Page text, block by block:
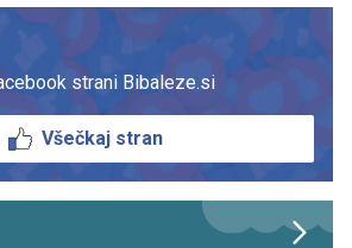
strani Bibaleze.si
Všečkaj stran